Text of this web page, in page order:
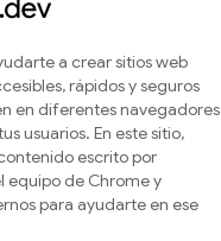
a crear sitios web
rápidos y seguros
en diferentes navegadores
usuarios. En este sitio,
escrito por
equipo de Chrome y
para ayudarte en ese